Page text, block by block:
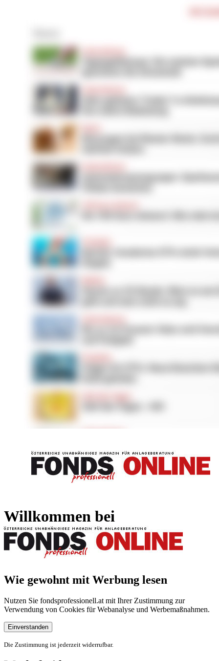
Willkommen bei
Wie gewohnt mit Werbung lesen
Nutzen Sie fondsprofessionell.at mit Ihrer Zustimmung zur
Verwendung von Cookies für Webanalyse und Werbemaßnahmen.
Einverstanden
Die Zustimmung ist jederzeit widerrufbar.